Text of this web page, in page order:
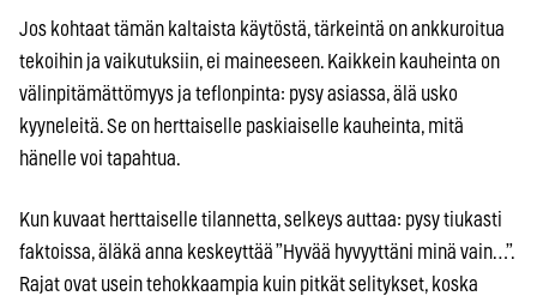
Jos kohtaat tämän kaltaista käytöstä, tärkeintä on ankkuroitua
tekoihin ja vaikutuksiin, ei maineeseen. Kaikkein kauheinta on
välinpitämättömyys ja teflonpinta: pysy asiassa, älä usko
kyyneleitä. Se on herttaiselle paskiaiselle kauheinta, mitä
hänelle voi tapahtua.
Kun kuvaat herttaiselle tilannetta, selkeys auttaa: pysy tiukasti
faktoissa, äläkä anna keskeyttää ”Hyvää hyvyyttäni minä vain…”.
Rajat ovat usein tehokkaampia kuin pitkät selitykset, koska